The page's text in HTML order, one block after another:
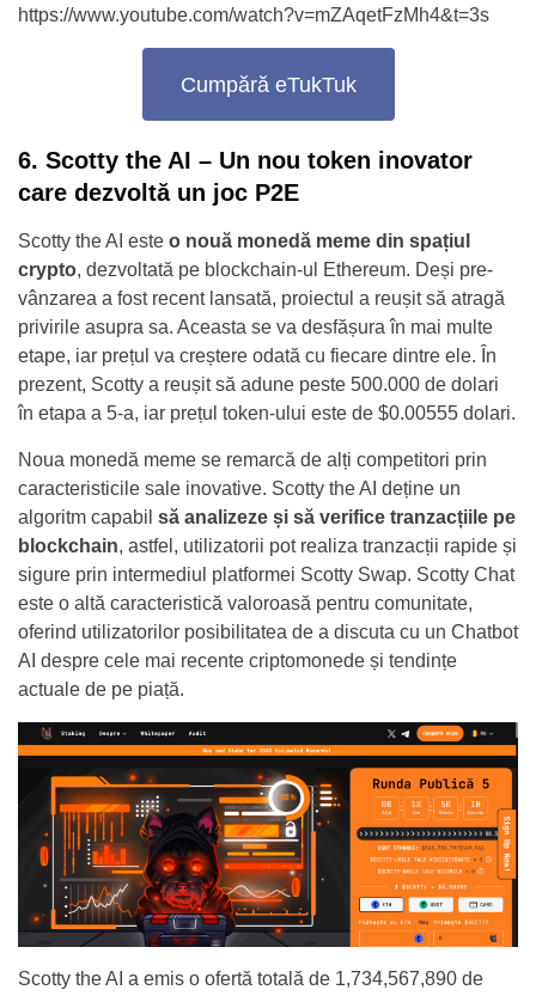
https://www.youtube.com/watch?v=mZAqetFzMh4&t=3s
Cumpără eTukTuk
6. Scotty the AI – Un nou token inovator
care dezvoltă un joc P2E
Scotty the AI este o nouă monedă meme din spațiul
crypto, dezvoltată pe blockchain-ul Ethereum. Deși pre-
vânzarea a fost recent lansată, proiectul a reușit să atragă
privirile asupra sa. Aceasta se va desfășura în mai multe
etape, iar prețul va creștere odată cu fiecare dintre ele. În
prezent, Scotty a reușit să adune peste 500.000 de dolari
în etapa a 5-a, iar prețul token-ului este de $0.00555 dolari.
Noua monedă meme se remarcă de alți competitori prin
caracteristicile sale inovative. Scotty the AI deține un
algoritm capabil să analizeze și să verifice tranzacțiile pe
blockchain, astfel, utilizatorii pot realiza tranzacții rapide și
sigure prin intermediul platformei Scotty Swap. Scotty Chat
este o altă caracteristică valoroasă pentru comunitate,
oferind utilizatorilor posibilitatea de a discuta cu un Chatbot
AI despre cele mai recente criptomonede și tendințe
actuale de pe piață.
Scotty the AI a emis o ofertă totală de 1,734,567,890 de